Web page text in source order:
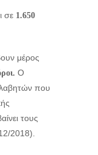
σε 1.650
μέρος
Ο
που
τους
2018).